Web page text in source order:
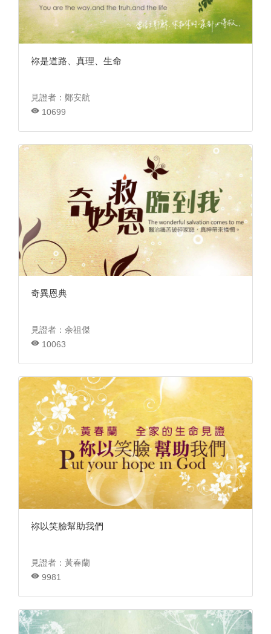
祢是道路、真理、生命
見證者：鄭安航
10699
奇異恩典
見證者：余祖傑
10063
祢以笑臉幫助我們
見證者：黃春蘭
9981